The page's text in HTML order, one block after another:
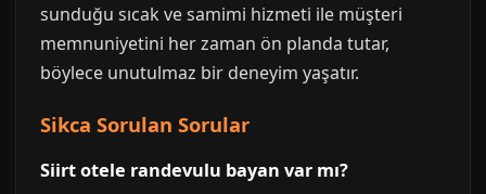
sunduğu sıcak ve samimi hizmeti ile müşteri
memnuniyetini her zaman ön planda tutar,
böylece unutulmaz bir deneyim yaşatır.
Sikca Sorulan Sorular
Siirt otele randevulu bayan var mı?